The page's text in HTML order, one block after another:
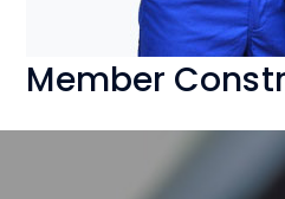
Member